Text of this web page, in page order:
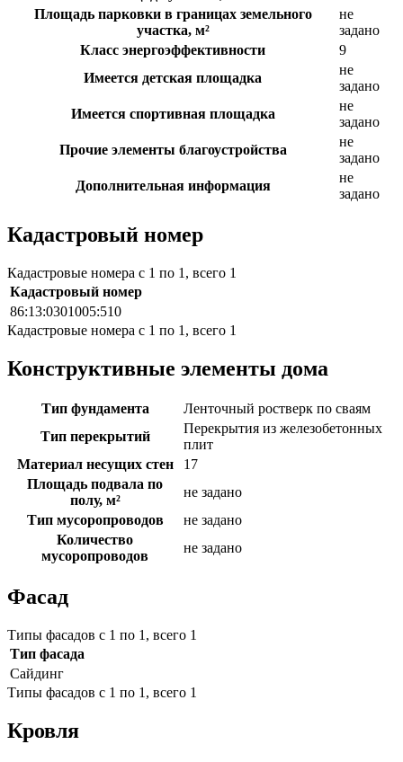
Площадь парковки в границах земельного
участка, м²
не
задано
Класс энергоэффективности
9
Имеется детская площадка
не
задано
Имеется спортивная площадка
не
задано
Прочие элементы благоустройства
не
задано
Дополнительная информация
не
задано
Кадастровый номер
Кадастровые номера с 1 по 1, всего 1
Кадастровый номер
86:13:0301005:510
Кадастровые номера с 1 по 1, всего 1
Конструктивные элементы дома
Тип фундамента
Ленточный ростверк по сваям
Тип перекрытий
Перекрытия из железобетонных
плит
Материал несущих стен
17
Площадь подвала по
полу, м²
не задано
Тип мусоропроводов
не задано
Количество
мусоропроводов
не задано
Фасад
Типы фасадов с 1 по 1, всего 1
Тип фасада
Сайдинг
Типы фасадов с 1 по 1, всего 1
Кровля